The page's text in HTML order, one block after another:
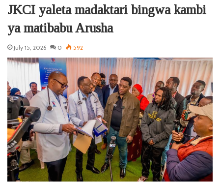
JKCI yaleta madaktari bingwa kambi
ya matibabu Arusha
July 15, 2026 0 592